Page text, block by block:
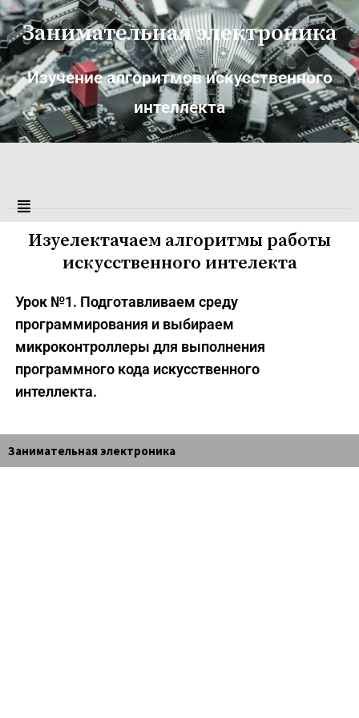
Занимательная электроника
Изучение алгоритмов искусственного
интеллекта
Изуелектачаем алгоритмы работы
искусственного интелекта
Урок №1. Подготавливаем среду
программирования и выбираем
микроконтроллеры для выполнения
программного кода искусственного
интеллекта.
Занимательная электроника